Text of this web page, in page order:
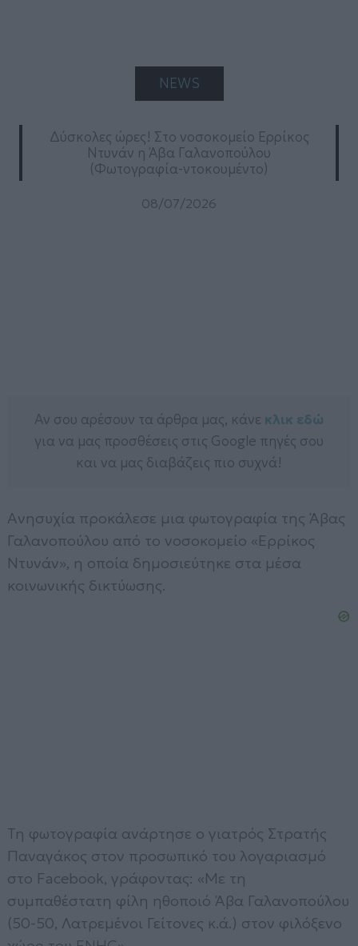
NEWS
Δύσκολες ώρες! Στο νοσοκομείο Ερρίκος
Ντυνάν η Άβα Γαλανοπούλου
(Φωτογραφία-ντοκουμέντο)
08/07/2026
Αν σου αρέσουν τα άρθρα μας, κάνε κλικ εδώ
για να μας προσθέσεις στις Google πηγές σου
και να μας διαβάζεις πιο συχνά!
Ανησυχία προκάλεσε μια φωτογραφία της Άβας
Γαλανοπούλου από το νοσοκομείο «Ερρίκος
Ντυνάν», η οποία δημοσιεύτηκε στα μέσα
κοινωνικής δικτύωσης.
Τη φωτογραφία ανάρτησε ο γιατρός Στρατής
Παναγάκος στον προσωπικό του λογαριασμό
στο Facebook, γράφοντας: «Με τη
συμπαθέστατη φίλη ηθοποιό Άβα Γαλανοπούλου
(50-50, Λατρεμένοι Γείτονες κ.ά.) στον φιλόξενο